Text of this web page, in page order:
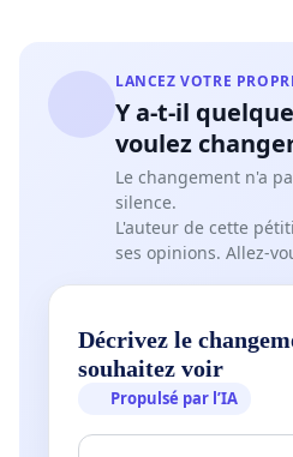
LANCEZ VOTRE
Y a-t-il
voulez
Le changement n'a
silence.
L'auteur de cette
ses opinions. Allez-
Décrivez le
souhaitez voir
Propulsé par l’IA